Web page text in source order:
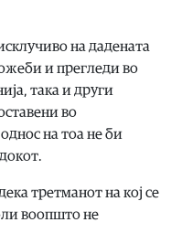
на дадената
и прегледи во
така и други
во
на тоа не би
третманот на кој се
воопшто не